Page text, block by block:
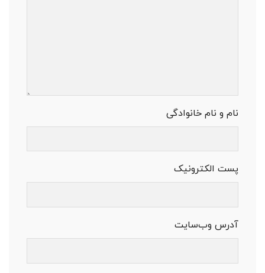
نام و نام خانوادگی
پست الکترونیک
آدرس وب‌سایت